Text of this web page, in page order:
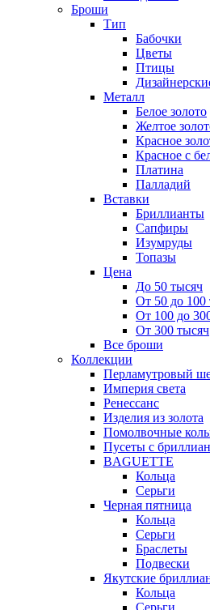
Броши
Тип
Бабочки
Цветы
Птицы
Металл
Белое золото
Желтое
Красное
Красное с
Платина
Палладий
Вставки
Бриллианты
Сапфиры
Изумруды
Топазы
Цена
До 50 тысяч
От 50 до 100
От 100 до
От 300 тысяч
Все броши
Коллекции
Перламутровый
Империя света
Ренессанс
Изделия из золота
Помолвочные
Пусеты с
BAGUETTE
Кольца
Серьги
Черная пятница
Кольца
Серьги
Браслеты
Подвески
Якутские
Кольца
Серьги